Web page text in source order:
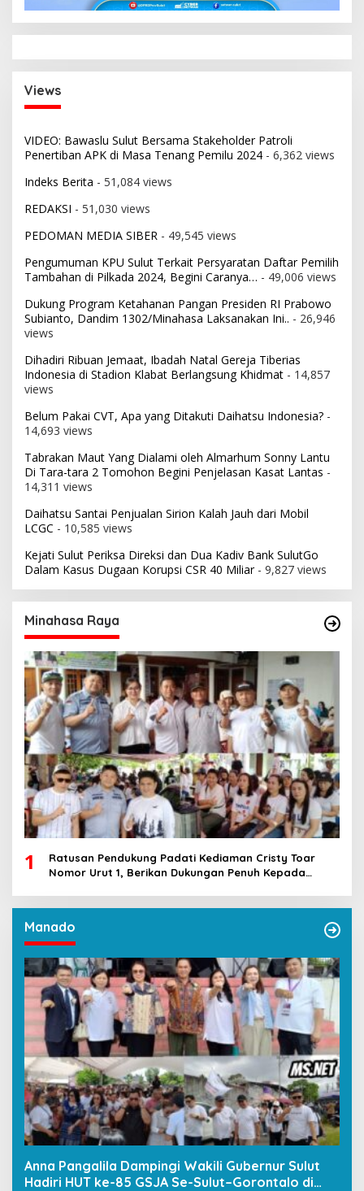
Views
VIDEO: Bawaslu Sulut Bersama Stakeholder Patroli
Penertiban APK di Masa Tenang Pemilu 2024 - 6,362 views
Indeks Berita - 51,084 views
REDAKSI - 51,030 views
PEDOMAN MEDIA SIBER - 49,545 views
Pengumuman KPU Sulut Terkait Persyaratan Daftar Pemilih
Tambahan di Pilkada 2024, Begini Caranya… - 49,006 views
Dukung Program Ketahanan Pangan Presiden RI Prabowo
Subianto, Dandim 1302/Minahasa Laksanakan Ini.. - 26,946
views
Dihadiri Ribuan Jemaat, Ibadah Natal Gereja Tiberias
Indonesia di Stadion Klabat Berlangsung Khidmat - 14,857
views
Belum Pakai CVT, Apa yang Ditakuti Daihatsu Indonesia? -
14,693 views
Tabrakan Maut Yang Dialami oleh Almarhum Sonny Lantu
Di Tara-tara 2 Tomohon Begini Penjelasan Kasat Lantas -
14,311 views
Daihatsu Santai Penjualan Sirion Kalah Jauh dari Mobil
LCGC - 10,585 views
Kejati Sulut Periksa Direksi dan Dua Kadiv Bank SulutGo
Dalam Kasus Dugaan Korupsi CSR 40 Miliar- 9,827 views
Minahasa Raya
1
Ratusan Pendukung Padati Kediaman Cristy Toar
Nomor Urut 1, Berikan Dukungan Penuh Kepada
Manado
Anna Pangalila Dampingi Wakili Gubernur Sulut
Hadiri HUT ke-85 GSJA Se-Sulut–Gorontalo di